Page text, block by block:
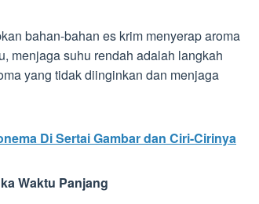
bahan-bahan es krim menyerap aroma
menjaga suhu rendah adalah langkah
yang tidak diinginkan dan menjaga
Di Sertai Gambar dan Ciri-Cirinya
Waktu Panjang